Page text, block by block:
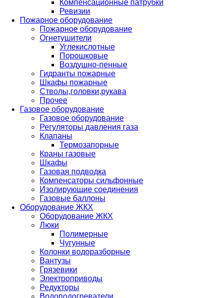
Компенсационные патрубки
Ревизии
Пожарное оборудование
Пожарное оборудование
Огнетушители
Углекислотные
Порошковые
Воздушно-пенные
Гидранты пожарные
Шкафы пожарные
Стволы,головки,рукава
Прочее
Газовое оборудование
Газовое оборудование
Регуляторы давления газа
Клапаны
Термозапорные
Краны газовые
Шкафы
Газовая подводка
Компенсаторы сильфонные
Изолирующие соединения
Газовые баллоны
Оборудование ЖКХ
Оборудование ЖКХ
Люки
Полимерные
Чугунные
Колонки водоразборные
Вантузы
Грязевики
Электроприводы
Редукторы